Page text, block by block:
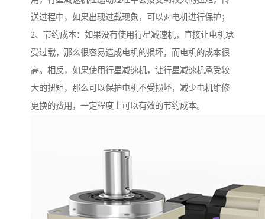
送过程中，如果出现过载现象，可以对电机进行保护；
2、节约成本：如果没有使用行星减速机，直接让电机承
受过载，那么很容易造成电机的损坏，而电机的成本很
高。相反，如果使用行星减速机，让行星减速机承受较
大的扭矩，那么可以保护电机不受损坏，减少电机维修
更换的费用，一定程度上可以有效的节约成本。